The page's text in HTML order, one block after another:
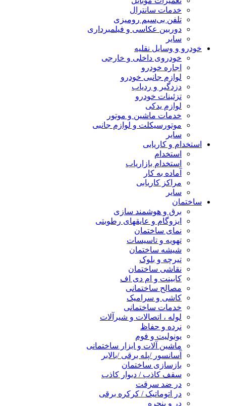
خدمات سانترال
تلفن بی‌سیم رومیزی
دوربین عکاسی و فیلمبرداری
سایر
خودرو و وسایل نقلیه
خودروی داخلی و خارجی
اجاره خودرو
لوازم جانبی خودرو
دزدگیر و ردیاب
تزئینات خودرو
لوازم یدکی
خدمات ماشین و موتور
موتورسیکلت و لوازم جانبی
سایر
استخدام و کاریابی
استخدام
استخدام بازاریاب
آماده به کار
مراکز کاریابی
سایر
ساختمان
برق و هوشمند سازی
ایزوگام و عایقهای رطوبتی
نمای ساختمان
تهویه و تاسیسات
شیشه ساختمان
تیرچه و بلوک
نقاشی ساختمان
کابینت و ام دی اف
مصالح ساختمانی
کاشی و سرامیک
خدمات ساختمانی
لوله ، اتصالات و شیرآلات
نرده و حفاظ
یونولیت و فوم
ماشین آلات و ابزار ساختمانی
آسانسور /پله برقی /بالابر
بازسازی ساختمان
سقف کاذب / دیوار کاذب
در ضد سرقت
در اتوماتیک / کرکره برقی
در و پنجره